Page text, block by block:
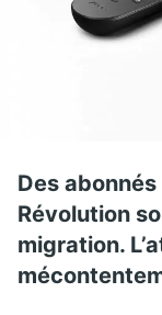
Des
Révolution
migration.